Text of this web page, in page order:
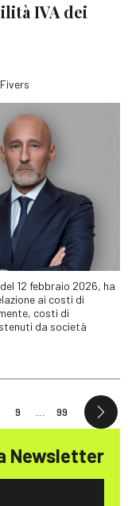
IVA dei
12 febbraio 2026, ha
ai costi di
costi di
da società
9 99
Newsletter